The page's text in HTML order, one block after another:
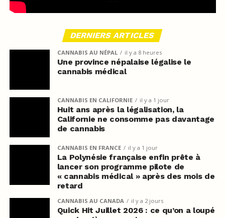
DERNIERS ARTICLES
CANNABIS AU NÉPAL il y a 8 heures
Une province népalaise légalise le
cannabis médical
CANNABIS EN CALIFORNIE il y a 1 jour
Huit ans après la légalisation, la
Californie ne consomme pas davantage
de cannabis
CANNABIS EN FRANCE il y a 1 jour
La Polynésie française enfin prête à
lancer son programme pilote de
« cannabis médical » après des mois de
retard
CANNABIS AU CANADA il y a 2 jours
Quick Hit Juillet 2026 : ce qu’on a loupé